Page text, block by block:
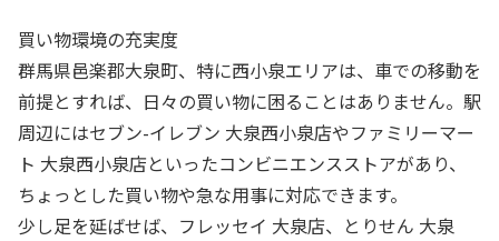
買い物環境の充実度
群馬県邑楽郡大泉町、特に西小泉エリアは、車での移動を
前提とすれば、日々の買い物に困ることはありません。駅
周辺にはセブン-イレブン 大泉西小泉店やファミリーマー
ト 大泉西小泉店といったコンビニエンスストアがあり、
ちょっとした買い物や急な用事に対応できます。
少し足を延ばせば、フレッセイ 大泉店、とりせん 大泉